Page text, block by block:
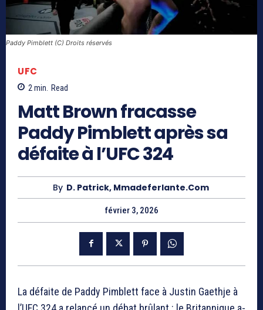
Paddy Pimblett (C) Droits réservés
UFC
2min. Read
Matt Brown fracasse
Paddy Pimblett après sa
défaite à l’UFC 324
By D. Patrick, Mmadeferlante.com
février 3, 2026
La défaite de Paddy Pimblett face à Justin Gaethje à